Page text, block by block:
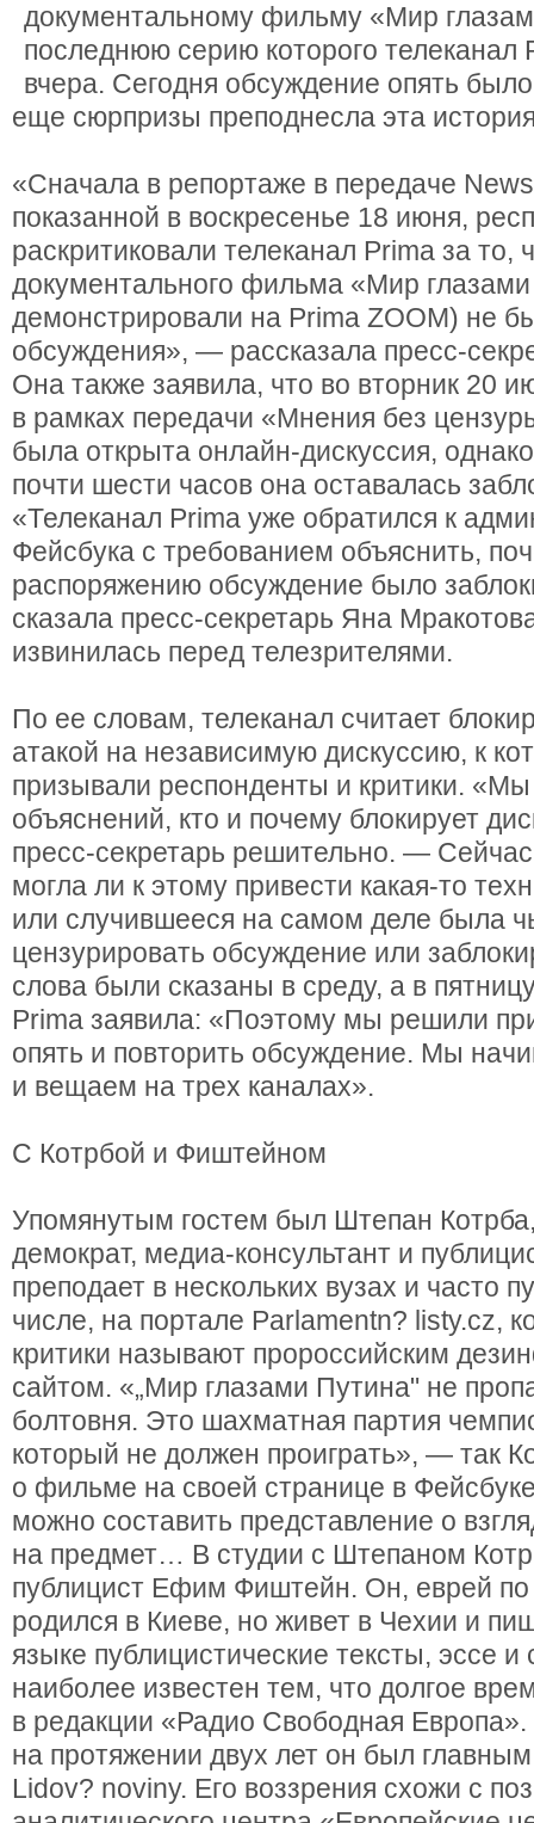
документальному фильму «Мир
последнюю серию которого телеканал
вчера. Сегодня обсуждение опять
еще сюрпризы преподнесла эта
«Сначала в репортаже в передаче
показанной в воскресенье 18 июня,
раскритиковали телеканал Prima за то,
документального фильма «Мир
демонстрировали на Prima ZOOM) не
обсуждения», — рассказала пресс-
Она также заявила, что во вторник 20
в рамках передачи «Мнения без
была открыта онлайн-дискуссия,
почти шести часов она оставалась
«Телеканал Prima уже обратился к
Фейсбука с требованием объяснить,
распоряжению обсуждение было
сказала пресс-секретарь Яна
извинилась перед телезрителями.
По ее словам, телеканал считает
атакой на независимую дискуссию, к
призывали респонденты и критики.
объяснений, кто и почему блокирует
пресс-секретарь решительно. —
могла ли к этому привести какая-то
или случившееся на самом деле была
цензурировать обсуждение или
слова были сказаны в среду, а в
Prima заявила: «Поэтому мы решили
опять и повторить обсуждение. Мы
и вещаем на трех каналах».
С Котрбой и Фиштейном
Упомянутым гостем был Штепан
демократ, медиа-консультант и
преподает в нескольких вузах и часто
числе, на портале Parlamentn? listу.cz,
критики называют пророссийским
сайтом. «„Мир глазами Путина" не
болтовня. Это шахматная партия
который не должен проиграть», — так
о фильме на своей странице в
можно составить представление о
на предмет… В студии с Штепаном
публицист Ефим Фиштейн. Он, еврей
родился в Киеве, но живет в Чехии и
языке публицистические тексты, эссе
наиболее известен тем, что долгое
в редакции «Радио Свободная Европа».
на протяжении двух лет он был
Lidov? novinу. Его воззрения схожи с